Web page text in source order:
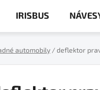
IRISBUS
automobily /deflektor